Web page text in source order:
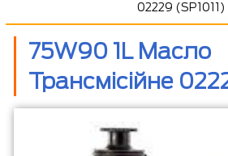
02229 (SP1011)
75W90 1L Масло
Трансмісійне